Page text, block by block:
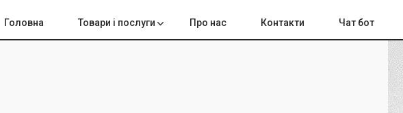
Головна Товари і послуги Про нас Контакти Чат бот